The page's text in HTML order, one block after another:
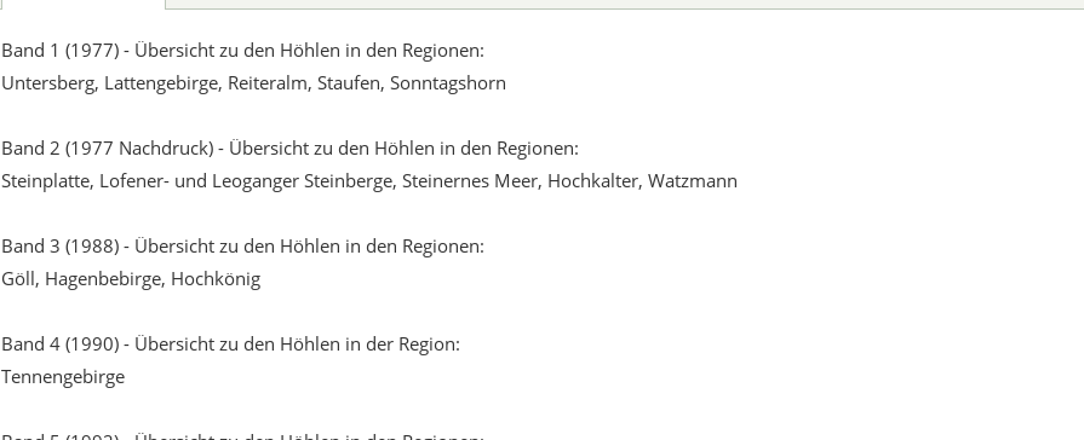
Band 1 (1977) - Übersicht zu den Höhlen in den Regionen:
Untersberg, Lattengebirge, Reiteralm, Staufen, Sonntagshorn
Band 2 (1977 Nachdruck) - Übersicht zu den Höhlen in den Regionen:
Steinplatte, Lofener- und Leoganger Steinberge, Steinernes Meer, Hochkalter, Watzmann
Band 3 (1988) - Übersicht zu den Höhlen in den Regionen:
Göll, Hagenbebirge, Hochkönig
Band 4 (1990) - Übersicht zu den Höhlen in der Region:
Tennengebirge